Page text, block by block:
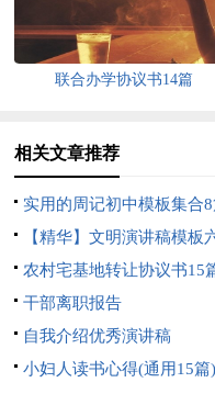
联合办学协议书14篇
相关文章推荐
实用的周记初中模板集合8
【精华】文明演讲稿模板
农村宅基地转让协议书15
干部离职报告
自我介绍优秀演讲稿
小妇人读书心得(通用15篇)